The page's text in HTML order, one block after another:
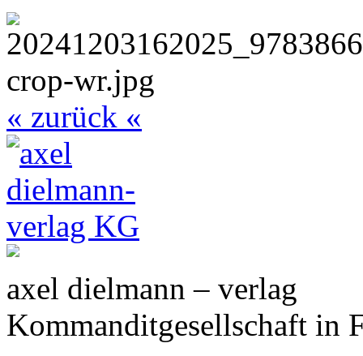
« zurück «
axel dielmann – verlag
Kommanditgesellschaft in